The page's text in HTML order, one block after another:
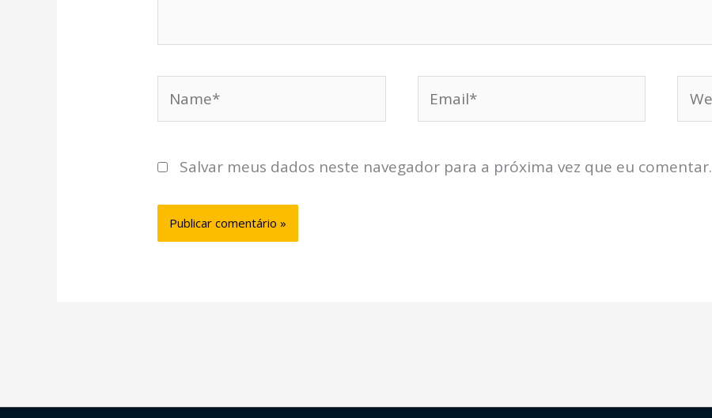
Salvar meus dados neste navegador para a próxima vez que eu comentar.